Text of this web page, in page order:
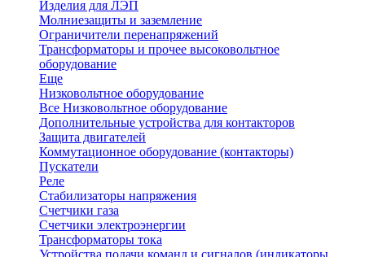
Изделия для ЛЭП
Молниезащиты и заземление
Ограничители перенапряжений
Трансформаторы и прочее высоковольтное
оборудование
Еще
Низковольтное оборудование
Все Низковольтное оборудование
Дополнительные устройства для контакторов
Защита двигателей
Коммутационное оборудование (контакторы)
Пускатели
Реле
Стабилизаторы напряжения
Счетчики газа
Счетчики электроэнергии
Трансформаторы тока
Устройства подачи команд и сигналов (индикаторы,